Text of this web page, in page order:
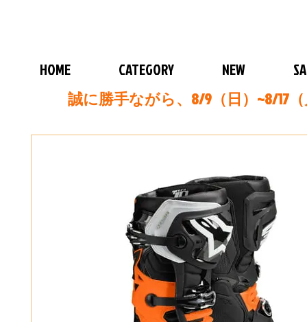
HOME CATEGORY NEW
誠に勝手ながら、8/9（日）~8/17